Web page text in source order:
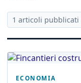
1 articoli pubblicati
ECONOMIA